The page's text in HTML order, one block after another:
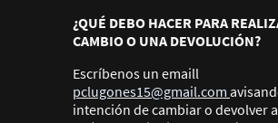
¿QUÉ DEBO HACER PARA
CAMBIO O UNA DEVOLUCIÓN?
Escríbenos un emaill
pclugones15@gmail.com
intención de cambiar o devolver